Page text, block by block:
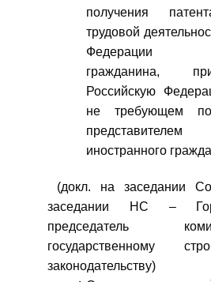
получения
трудовой
Федерации
гражданина,
Российскую
не требующем
иностранного
(докл. на заседании
заседании НС –
председатель
государственному
законодательству)